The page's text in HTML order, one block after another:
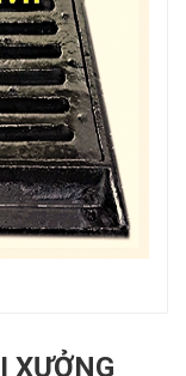
XƯỞNG